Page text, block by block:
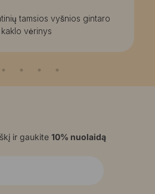
tamsios vyšnios gintaro
vėrinys
ir gaukite 10% nuolaidą